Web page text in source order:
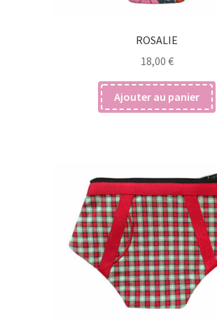
ROSALIE
18,00 €
Ajouter au panier